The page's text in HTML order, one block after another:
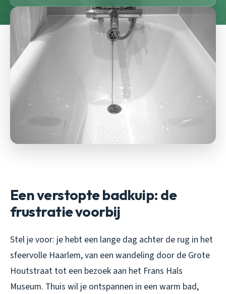
Een verstopte badkuip: de
frustratie voorbij
Stel je voor: je hebt een lange dag achter de rug in het
sfeervolle Haarlem, van een wandeling door de Grote
Houtstraat tot een bezoek aan het Frans Hals
Museum. Thuis wil je ontspannen in een warm bad,